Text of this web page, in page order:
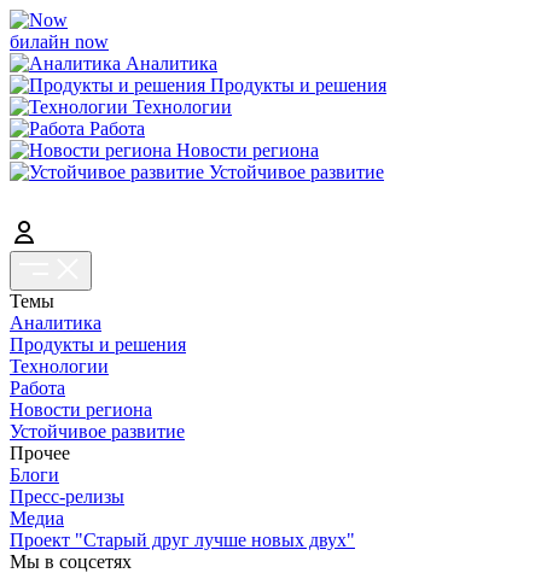
билайн now
Аналитика
Продукты и решения
Технологии
Работа
Новости региона
Устойчивое развитие
Темы
Аналитика
Продукты и решения
Технологии
Работа
Новости региона
Устойчивое развитие
Прочее
Блоги
Пресс-релизы
Медиа
Проект "Старый друг лучше новых двух"
Мы в соцсетях